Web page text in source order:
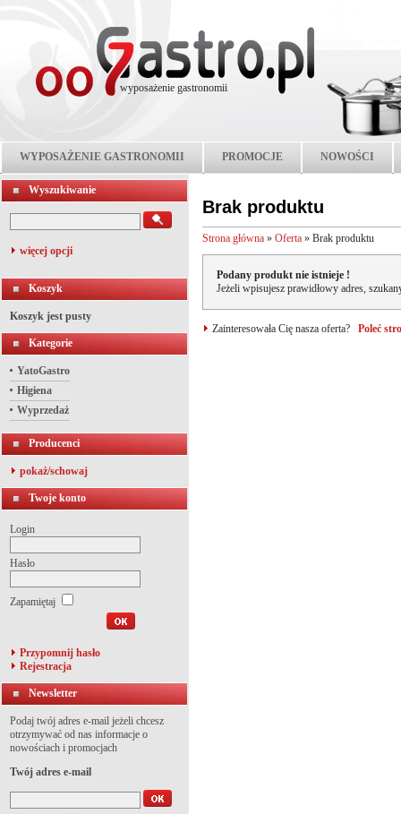
wyposażenie gastronomii
WYPOSAŻENIE GASTRONOMII PROMOCJE NOWOŚCI
Wyszukiwanie
więcej opcji
Koszyk
Koszyk jest pusty
Kategorie
YatoGastro
Higiena
Wyprzedaż
Producenci
pokaż/schowaj
Twoje konto
Login
Hasło
Zapamiętaj
Przypomnij hasło
Rejestracja
Newsletter
Podaj twój adres e-mail jeżeli chcesz
otrzymywać od nas informacje o
nowościach i promocjach
Twój adres e-mail
Brak produktu
Strona główna » Oferta » Brak produktu
Podany produkt nie istnieje !
Jeżeli wpisujesz prawidłowy adres,
Zainteresowała Cię nasza oferta? Poleć